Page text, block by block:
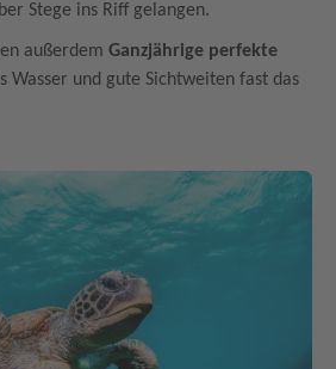
Stege ins Riff gelangen.
außerdem Ganzjährige perfekte
Wasser und gute Sichtweiten fast das